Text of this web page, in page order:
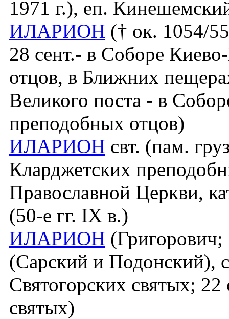
1971 г.), еп.
ИЛАРИОН († ок. 1054/
28 сент.- в Соборе
отцов, в Ближних
Великого поста - в
преподобных отцов)
ИЛАРИОН свт. (пам.
Кларджетских
Православной Церкви,
(50-е гг. IX в.)
ИЛАРИОН
(Сарский и Подонский),
Святогорских святых;
святых)